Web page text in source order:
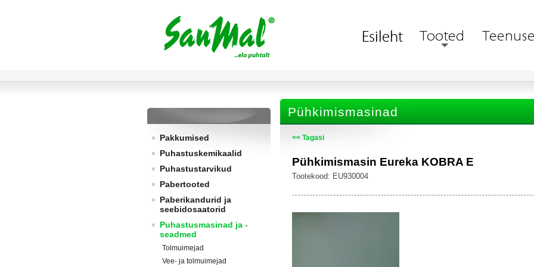
Pakkumised
Puhastuskemikaalid
Puhastustarvikud
Pabertooted
Paberikandurid ja
seebidosaatorid
Puhastusmasinad ja -
seadmed
Tolmuimejad
Vee- ja tolmuimejad
Pühkimismasinad
<< Tagasi
Pühkimismasin Eureka KOBRA E
Tootekood: EU930004